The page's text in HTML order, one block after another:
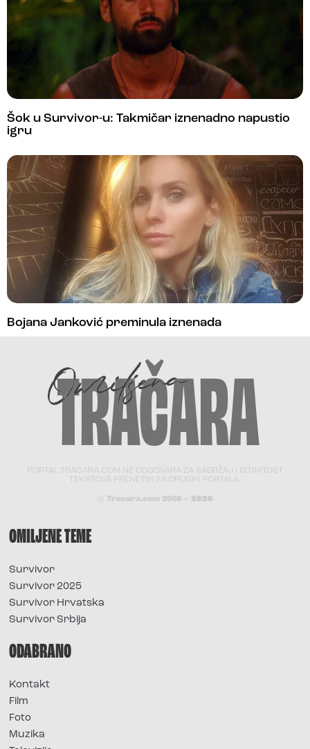
Šok u Survivor-u: Takmičar iznenadno napustio
igru
Bojana Janković preminula iznenada
PORTAL TRACARA.COM NE ODGOVARA ZA SADRŽAJ I ISTINITOST
TEKSTOVA PRENETIH SA DRUGIH PORTALA.
© Tracara.com 2008 – 2026
OMILJENE TEME
Survivor
Survivor 2025
Survivor Hrvatska
Survivor Srbija
ODABRANO
Kontakt
Film
Foto
Muzika